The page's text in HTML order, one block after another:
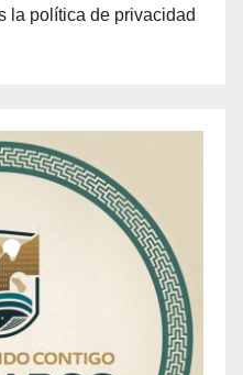
la política de privacidad